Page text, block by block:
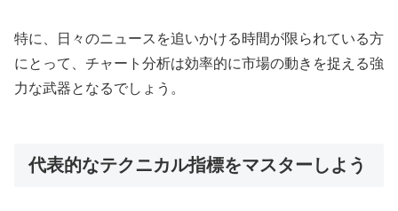
特に、日々のニュースを追いかける時間が限られている方
にとって、チャート分析は効率的に市場の動きを捉える強
力な武器となるでしょう。
代表的なテクニカル指標をマスターしよう